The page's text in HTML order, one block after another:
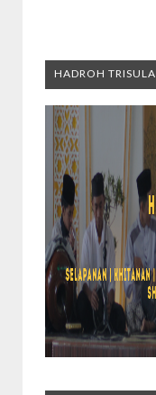
HADROH TRISULA